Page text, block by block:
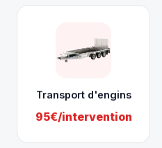
Transport d'engins
95€/intervention